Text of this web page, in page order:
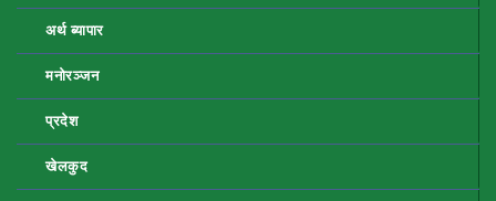
अर्थ ब्यापार
मनोरञ्जन
प्रदेश
खेलकुद